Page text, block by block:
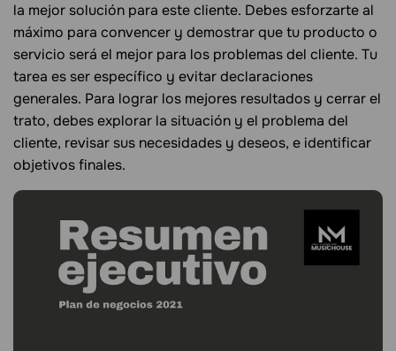
la mejor solución para este cliente. Debes esforzarte al
máximo para convencer y demostrar que tu producto o
servicio será el mejor para los problemas del cliente. Tu
tarea es ser específico y evitar declaraciones
generales. Para lograr los mejores resultados y cerrar el
trato, debes explorar la situación y el problema del
cliente, revisar sus necesidades y deseos, e identificar
objetivos finales.